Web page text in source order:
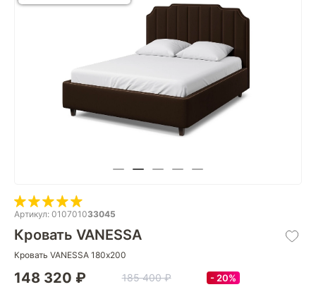
Артикул: 010701033045
Кровать VANESSA
Кровать VANESSA 180х200
148 320 ₽ 185 400 ₽ 20%